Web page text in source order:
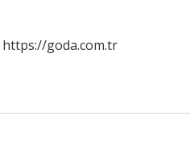
https://goda.com.tr